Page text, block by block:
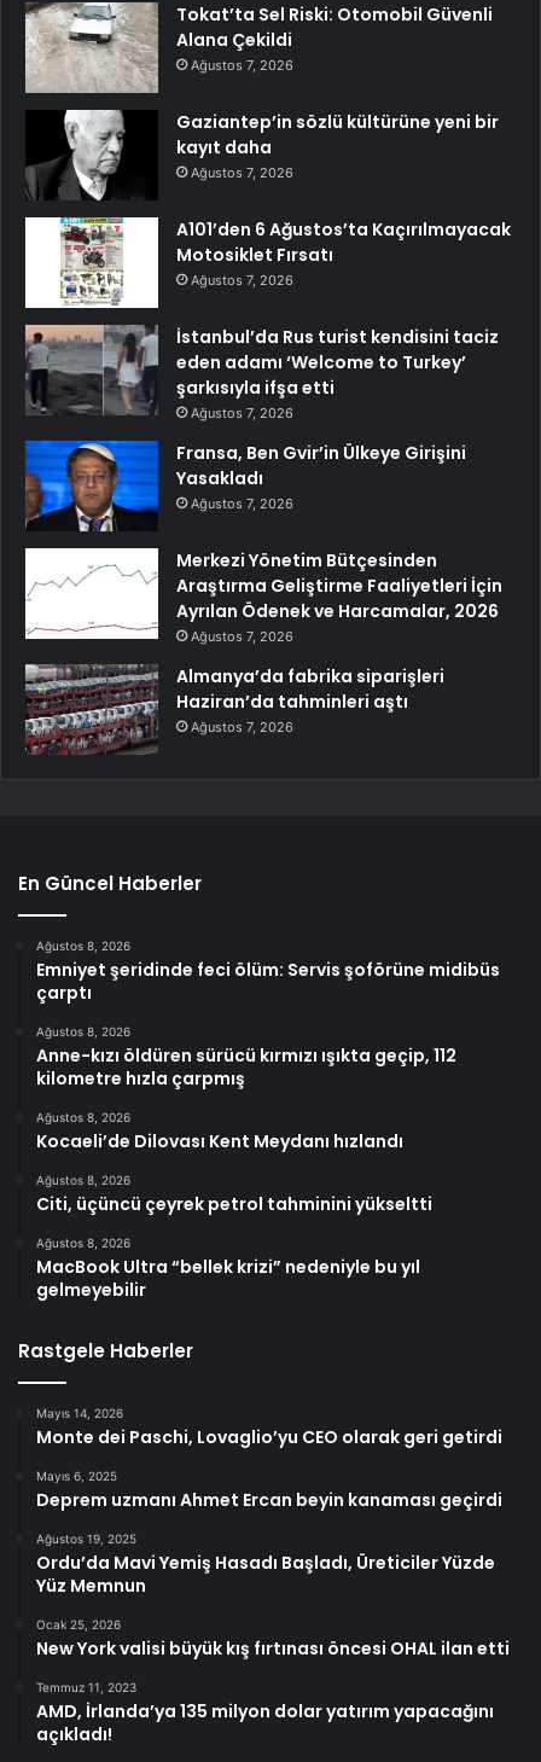
Tokat’ta Sel Riski: Otomobil Güvenli
Alana Çekildi
Ağustos 7, 2026
Gaziantep’in sözlü kültürüne yeni bir
kayıt daha
Ağustos 7, 2026
A101’den 6 Ağustos’ta Kaçırılmayacak
Motosiklet Fırsatı
Ağustos 7, 2026
İstanbul’da Rus turist kendisini taciz
eden adamı ‘Welcome to Turkey’
şarkısıyla ifşa etti
Ağustos 7, 2026
Fransa, Ben Gvir’in Ülkeye Girişini
Yasakladı
Ağustos 7, 2026
Merkezi Yönetim Bütçesinden
Araştırma Geliştirme Faaliyetleri İçin
Ayrılan Ödenek ve Harcamalar, 2026
Ağustos 7, 2026
Almanya’da fabrika siparişleri
Haziran’da tahminleri aştı
Ağustos 7, 2026
En Güncel Haberler
Ağustos 8, 2026
Emniyet şeridinde feci ölüm: Servis şoförüne midibüs
çarptı
Ağustos 8, 2026
Anne-kızı öldüren sürücü kırmızı ışıkta geçip, 112
kilometre hızla çarpmış
Ağustos 8, 2026
Kocaeli’de Dilovası Kent Meydanı hızlandı
Ağustos 8, 2026
Citi, üçüncü çeyrek petrol tahminini yükseltti
Ağustos 8, 2026
MacBook Ultra “bellek krizi” nedeniyle bu yıl
gelmeyebilir
Rastgele Haberler
Mayıs 14, 2026
Monte dei Paschi, Lovaglio’yu CEO olarak geri getirdi
Mayıs 6, 2025
Deprem uzmanı Ahmet Ercan beyin kanaması geçirdi
Ağustos 19, 2025
Ordu’da Mavi Yemiş Hasadı Başladı, Üreticiler Yüzde
Yüz Memnun
Ocak 25, 2026
New York valisi büyük kış fırtınası öncesi OHAL ilan etti
Temmuz 11, 2023
AMD, İrlanda’ya 135 milyon dolar yatırım yapacağını
açıkladı!